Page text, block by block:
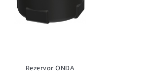
Rezervor ONDA